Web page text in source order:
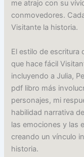
me atrajo con su
conmovedores.
Visitante la historia.
El estilo de escritura
que hace fácil
incluyendo a Julia,
pdf libro más
personajes, mi
habilidad narrativa
las emociones y las
creando un vínculo
historia.